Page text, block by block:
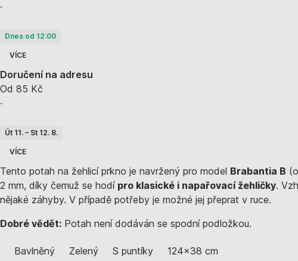
·
Dnes od 12:00
VÍCE
Doručení na adresu
Od 85 Kč
·
Út 11. – St 12. 8.
VÍCE
Tento potah na žehlicí prkno je navržený pro model Brabantia B
2 mm, díky čemuž se hodí pro klasické i napařovací žehličky.
nějaké záhyby. V případě potřeby je možné jej přeprat v ruce.
Dobré vědět: Potah není dodáván se spodní podložkou.
Bavlněný Zelený S puntíky 124x38 cm